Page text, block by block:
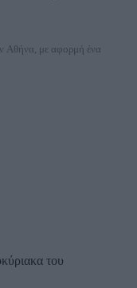
Αθήνα, με αφορμή ένα
του